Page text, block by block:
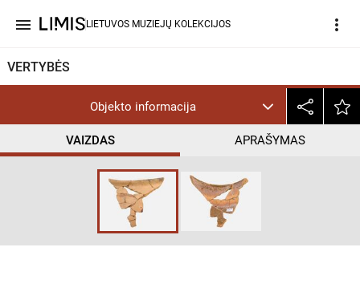
menu LIETUVOS MUZIEJŲ KOLEKCIJOS more_vert
VERTYBĖS
Objekto informacija
VAIZDAS APRAŠYMAS
CC BY-NC-ND